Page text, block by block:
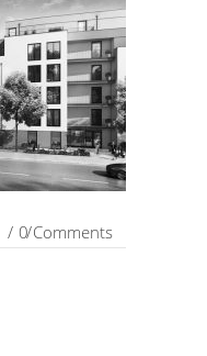
0 Comments